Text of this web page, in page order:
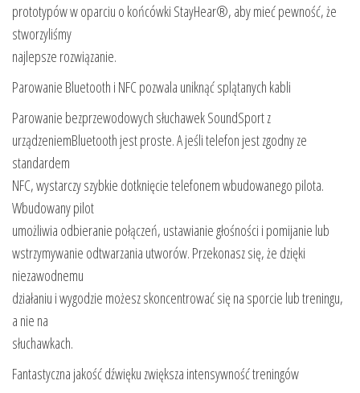
prototypów w oparciu o końcówki StayHear®, aby mieć pewność, że
stworzyliśmy
najlepsze rozwiązanie.
Parowanie Bluetooth i NFC pozwala uniknąć splątanych kabli
Parowanie bezprzewodowych słuchawek SoundSport z
urządzeniemBluetooth jest proste. A jeśli telefon jest zgodny ze
standardem
NFC, wystarczy szybkie dotknięcie telefonem wbudowanego pilota.
Wbudowany pilot
umożliwia odbieranie połączeń, ustawianie głośności i pomijanie lub
wstrzymywanie odtwarzania utworów. Przekonasz się, że dzięki
niezawodnemu
działaniu i wygodzie możesz skoncentrować się na sporcie lub treningu,
a nie na
słuchawkach.
Fantastyczna jakość dźwięku zwiększa intensywność treningów